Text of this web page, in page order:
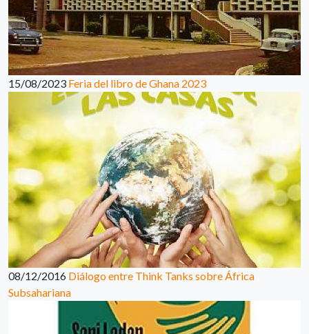
15/08/2023 Feria del libro de Ghana 2023
08/12/2016 Diálogo entre Think Tanks sobre África
Subsahariana